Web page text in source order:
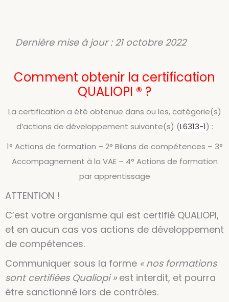
Dernière mise à jour : 21 octobre 2022
Comment obtenir la certification
QUALIOPI ® ?
La certification a été obtenue dans ou les, catégorie(s)
d’actions de développement suivante(s) (L6313-1) :
1° Actions de formation – 2° Bilans de compétences – 3°
Accompagnement à la VAE – 4° Actions de formation
par apprentissage
ATTENTION !
C’est votre organisme qui est certifié QUALIOPI,
et en aucun cas vos actions de développement
de compétences.
Communiquer sous la forme « nos formations
sont certifiées Qualiopi »est interdit, et pourra
être sanctionné lors de contrôles.